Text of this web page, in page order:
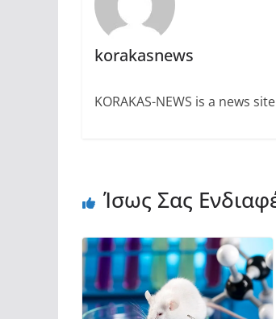
korakasnews
KORAKAS-NEWS is a news
Ίσως Σας